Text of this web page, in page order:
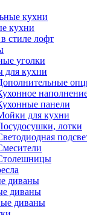
кухни
кухни
стиле лофт
уголки
для кухни
панели
для кухни
лотки
диваны
диваны
диваны